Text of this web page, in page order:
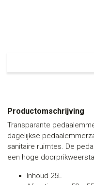
Productomschrijving
Transparante
dagelijkse
sanitaire ruimtes. De
een hoge
Inhoud 25L